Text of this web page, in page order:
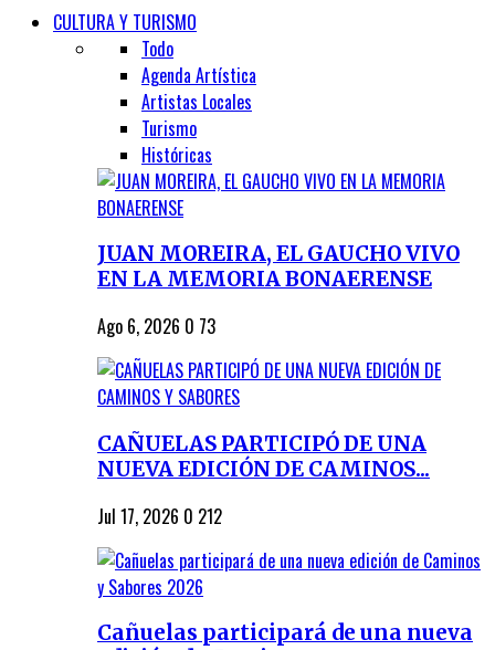
CULTURA Y TURISMO
Todo
Agenda Artística
Artistas Locales
Turismo
Históricas
JUAN MOREIRA, EL GAUCHO VIVO
EN LA MEMORIA BONAERENSE
Ago 6, 2026 0 73
CAÑUELAS PARTICIPÓ DE UNA
NUEVA EDICIÓN DE CAMINOS...
Jul 17, 2026 0 212
Cañuelas participará de una nueva